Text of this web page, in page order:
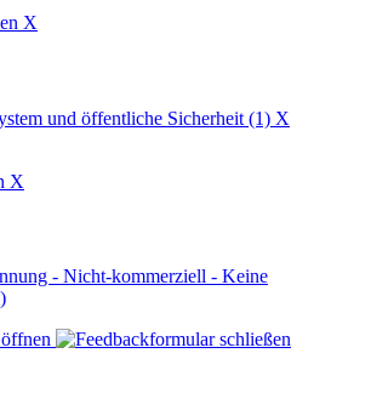
X
und öffentliche Sicherheit (1) X
X
- Nicht-kommerziell - Keine